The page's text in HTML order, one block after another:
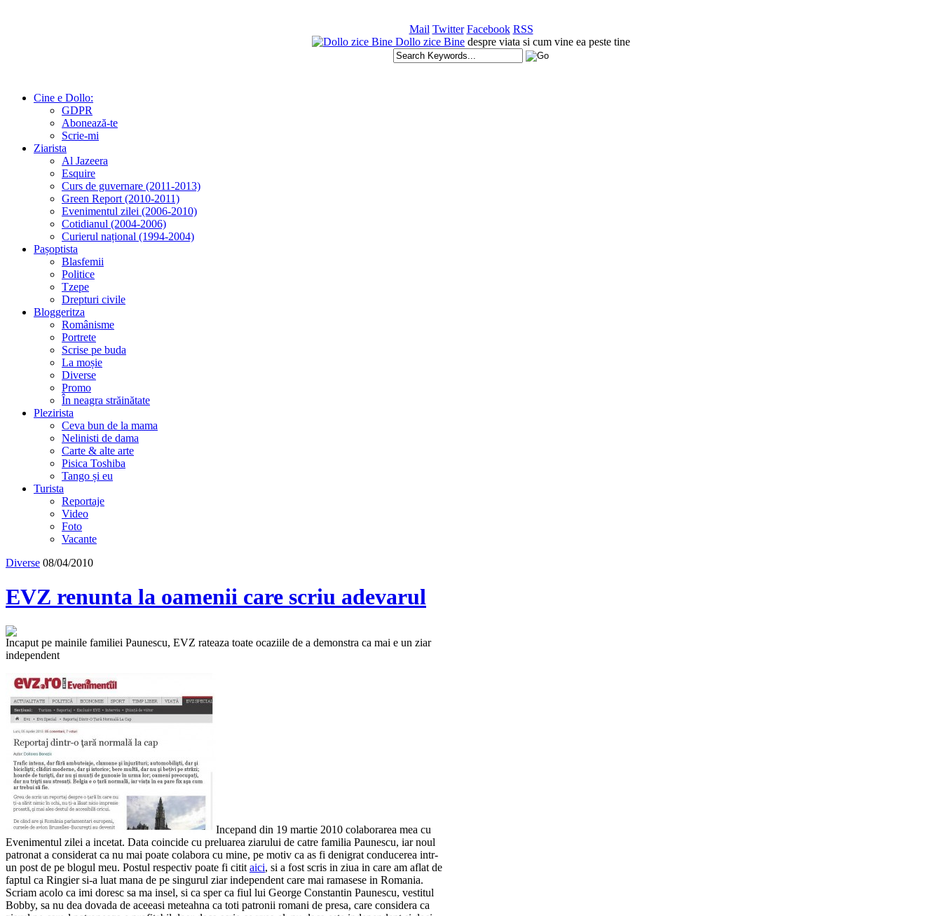
Mail Twitter Facebook RSS
Dollo zice Bine despre viata si cum vine ea peste tine
Cine e Dollo:
GDPR
Abonează-te
Scrie-mi
Ziarista
Al Jazeera
Esquire
Curs de guvernare (2011-2013)
Green Report (2010-2011)
Evenimentul zilei (2006-2010)
Cotidianul (2004-2006)
Curierul național (1994-2004)
Pașoptista
Blasfemii
Politice
Tzepe
Drepturi civile
Bloggeritza
Românisme
Portrete
Scrise pe buda
La moșie
Diverse
Promo
În neagra străinătate
Plezirista
Ceva bun de la mama
Nelinisti de dama
Carte & alte arte
Pisica Toshiba
Tango și eu
Turista
Reportaje
Video
Foto
Vacante
Diverse 08/04/2010
EVZ renunta la oamenii care scriu adevarul
Incaput pe mainile familiei Paunescu, EVZ rateaza toate ocaziile de a demonstra ca mai e un ziar
independent
Incepand din 19 martie 2010 colaborarea mea cu
Evenimentul zilei a incetat. Data coincide cu preluarea ziarului de catre familia Paunescu, iar noul
patronat a considerat ca nu mai poate colabora cu mine, pe motiv ca as fi denigrat conducerea intr-
un post de pe blogul meu. Postul respectiv poate fi citit aici, si a fost scris in ziua in care am aflat de
faptul ca Ringier si-a luat mana de pe singurul ziar independent care mai ramasese in Romania.
Scriam acolo ca imi doresc sa ma insel, si ca sper ca fiul lui George Constantin Paunescu, vestitul
Bobby, sa nu dea dovada de aceeasi meteahna ca toti patronii romani de presa, care considera ca